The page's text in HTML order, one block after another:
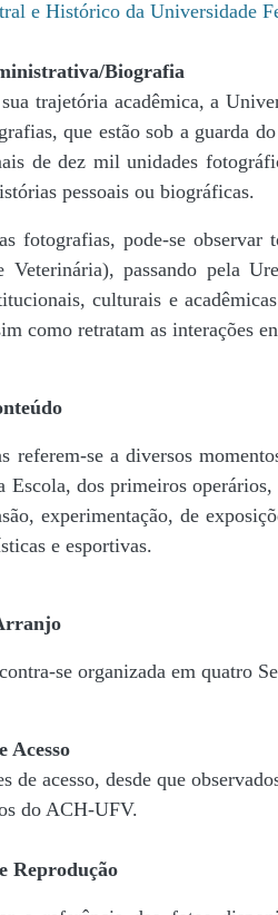
e Histórico da Universidade
Biografia
trajetória acadêmica, a
que estão sob a guarda
de dez mil unidades
pessoais ou biográficas.
fotografias, pode-se
Veterinária), passando pela
culturais e
como retratam as interações
referem-se a diversos
Escola, dos primeiros
experimentação, de
e esportivas.
se organizada em quatro
Acesso
de acesso, desde que
do ACH-UFV.
Reprodução